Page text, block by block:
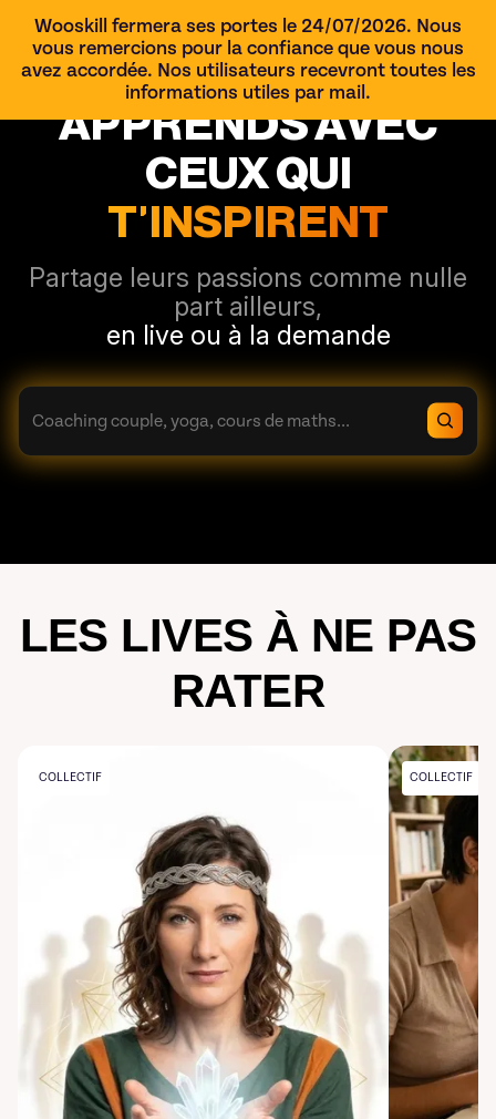
Wooskill fermera ses portes le 24/07/2026. Nous
vous remercions pour la confiance que vous nous
avez accordée. Nos utilisateurs recevront toutes les
informations utiles par mail.
Devenir Skiller
APPRENDSAVEC
CEUX QUI
T'INSPIRENT
Partage leurs passions comme nulle
part ailleurs,
en live ou à la demande
LES LIVES À NE PAS
RATER
COLLECTIF COLLECTIF